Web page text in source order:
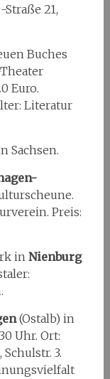
21,
Buches
Euro.
Literatur
Sachsen.
Preis:
inNienburg
(Ostalb) in
Uhr. Ort:
3.